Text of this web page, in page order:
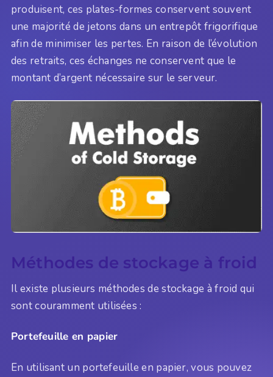
produisent, ces plates-formes conservent souvent
une majorité de jetons dans un entrepôt frigorifique
afin de minimiser les pertes. En raison de l’évolution
des retraits, ces échanges ne conservent que le
montant d’argent nécessaire sur le serveur.
Méthodes de stockage à froid
Il existe plusieurs méthodes de stockage à froid qui
sont couramment utilisées :
Portefeuille en papier
En utilisant un portefeuille en papier, vous pouvez